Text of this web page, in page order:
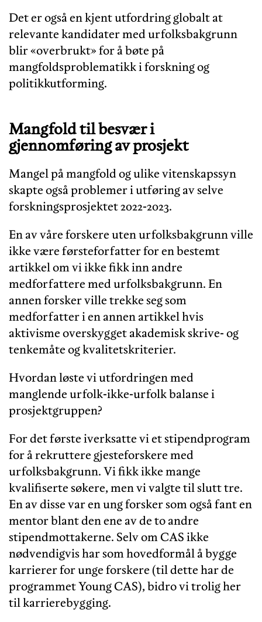
Det er også en kjent utfordring globalt at
relevante kandidater med urfolksbakgrunn
blir «overbrukt» for å bøte på
mangfoldsproblematikk i forskning og
politikkutforming.
Mangfold til besvær i
gjennomføring av prosjekt
Mangel på mangfold og ulike vitenskapssyn
skapte også problemer i utføring av selve
forskningsprosjektet 2022-2023.
En av våre forskere uten urfolksbakgrunn ville
ikke være førsteforfatter for en bestemt
artikkel om vi ikke fikk inn andre
medforfattere med urfolksbakgrunn. En
annen forsker ville trekke seg som
medforfatter i en annen artikkel hvis
aktivisme overskygget akademisk skrive- og
tenkemåte og kvalitetskriterier.
Hvordan løste vi utfordringen med
manglende urfolk-ikke-urfolk balanse i
prosjektgruppen?
For det første iverksatte vi et stipendprogram
for å rekruttere gjesteforskere med
urfolksbakgrunn. Vi fikk ikke mange
kvalifiserte søkere, men vi valgte til slutt tre.
En av disse var en ung forsker som også fant en
mentor blant den ene av de to andre
stipendmottakerne. Selv om CAS ikke
nødvendigvis har som hovedformål å bygge
karrierer for unge forskere (til dette har de
programmet Young CAS), bidro vi trolig her
til karrierebygging.